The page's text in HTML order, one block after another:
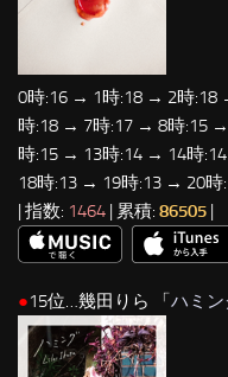
0時:16 → 1時:18 → 2時
時:18 → 7時:17 → 8時:15
時:15 → 13時:14 → 14時
18時:13 → 19時:13 → 20
| 指数: 1464 | 累積: 86505 |
●15位…幾田りら 「ハミン